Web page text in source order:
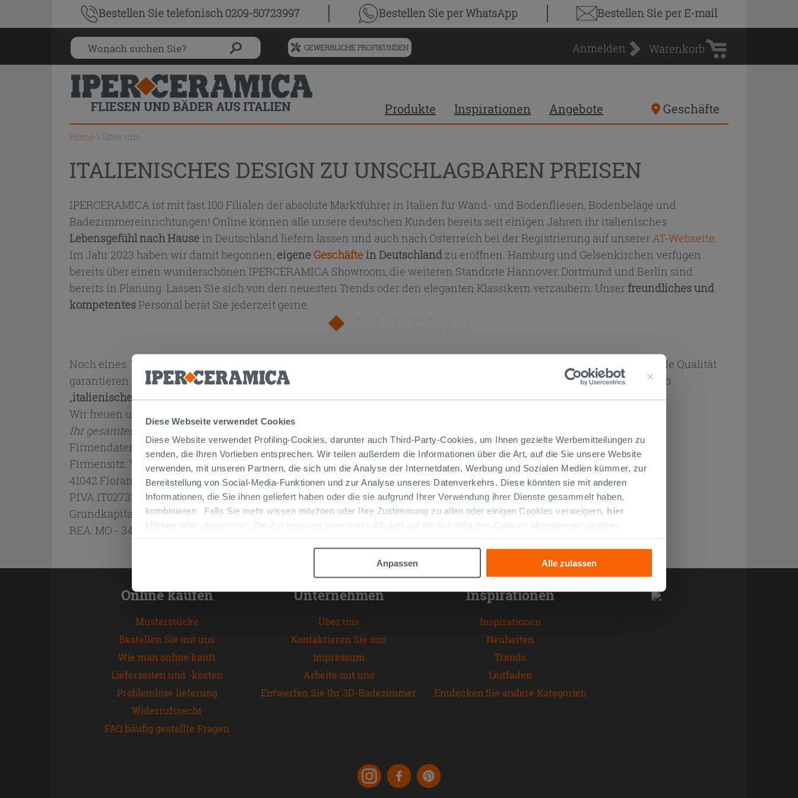
Diese Webseite verwendet Cookies
Diese Website verwendet Profiling-Cookies, darunter auch Third-Party-Cookies, um Ihnen gezielte Werbemitteilungen zu
senden, die Ihren Vorlieben entsprechen. Wir teilen außerdem die Informationen über die Art, auf die Sie unsere Website
verwenden, mit unseren Partnern, die sich um die Analyse der Internetdaten, Werbung und Sozialen Medien kümmer, zur
Bereitstellung von Social-Media-Funktionen und zur Analyse unseres Datenverkehrs. Diese könnten sie mit anderen
Informationen, die Sie ihnen geliefert haben oder die sie aufgrund Ihrer Verwendung ihrer Dienste gesammelt haben,
kombinieren. Falls Sie mehr wissen möchten oder Ihre Zustimmung zu allen oder einigen Cookies verweigern, hier
klicken
oder „Anpassen“. Die Zustimmung kann durch Klicken auf die Schaltfläche „Cookies akzeptieren“ gegeben
Anpassen
Alle zulassen
Bestellen Sietelefonisch 0209-50723997 Bestellen Sieper WhatsApp Bestellen Sieper E-mail
Menü
für
vorgeschlagenen
Siteinhalt
und
Suchprotokoll
GEWERBLICHE PROFIKUNDEN Anmelden
Warenkorb
Warenkorb
Produkte Inspirationen Angebote Geschäfte
Home \ Über uns
ITALIENISCHES DESIGN ZU UNSCHLAGBAREN PREISEN
IPERCERAMICA ist mit fast 100 Filialen der absolute Marktführer in Italien für Wand- und Bodenfliesen, Bodenbeläge und
Badezimmereinrichtungen! Online können alle unsere deutschen Kunden bereits seit einigen Jahren ihr italienisches
Lebensgefühl nach Hause in Deutschland liefern lassen und auch nach Österreich bei der Registrierung auf unsererAT-Webseite.
Im Jahr 2023 haben wir damit begonnen, eigene Geschäfte in Deutschland zu eröffnen. Hamburg und Gelsenkirchen verfügen
bereits über einen wunderschönen IPERCERAMICA Showroom, die weiteren Standorte Hannover, Dortmund und Berlin sind
bereits in Planung. Lassen Sie sich von den neuesten Trends oder den eleganten Klassikern verzaubern: Unser freundliches und
kompetentes Personal berät Sie jederzeit gerne.
Noch eines: Wir arbeiten mit den
zusammen, so dass wir eine hervorragende Qualität
garantieren können. Zudem gibt es in unserer Lieferkette keine Großhändler, Zwischenhändler etc., so dass unser Motto
„italienisches Design zu unschlagbaren Preisen“ nicht nur eine leere Worthülse ist.
Wir freuen uns jederzeit auf Ihren Besuch, ob im Webshop oder in unseren Filialen!
Ihr gesamtes IPERCERAMICA Team
Firmendaten: IPERCERAMICA S.p.A.
Firmensitz: Via Pedemontana 13
41042 Fiorano Modenese (MO) - Italy
P.IVA IT02732900366
Grundkapital Euro 750.000,00 zur Gänze eingezahlt
REA: MO - 347932
Online kaufen
Musterstücke
Bestellen Sie mit uns
Wie man online kauft
Lieferzeiten und -kosten
Problemlose lieferung
Widerrufsrecht
FAQ häufig gestellte Fragen
Unternehmen
Über uns
Kontaktieren Sie uns
Impressum
Arbeite mit uns
Entwerfen Sie Ihr 3D-Badezimmer
Inspirationen
Inspirationen
Neuheiten
Trends
Leitfaden
Entdecken Sie andere Kategorien